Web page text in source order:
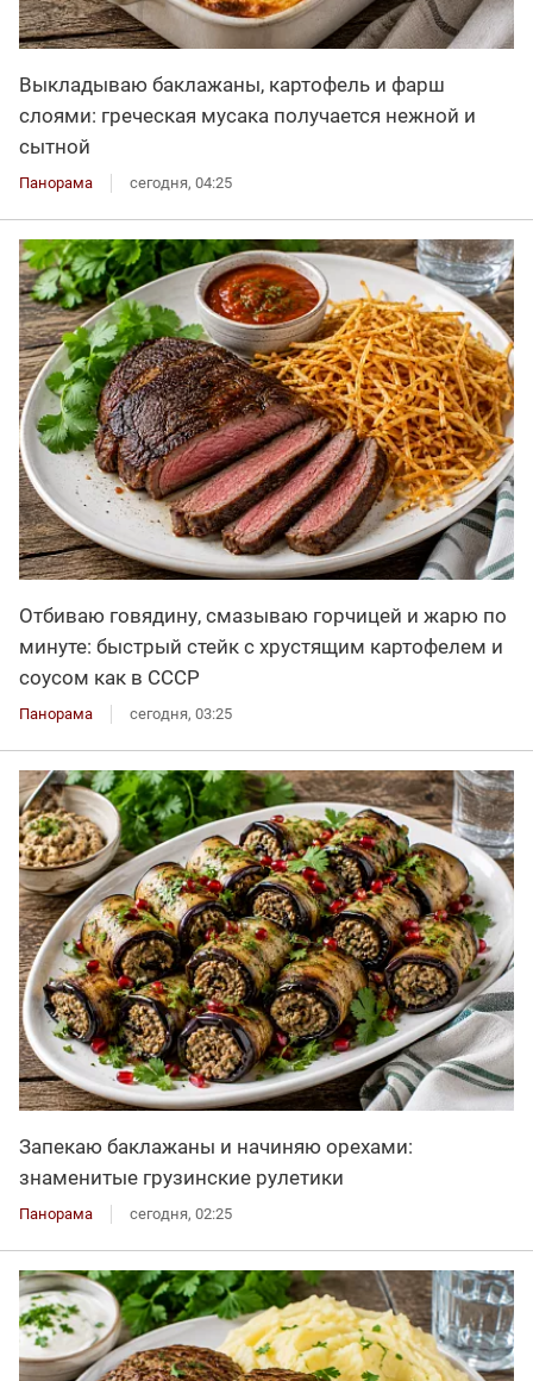
Выкладываю баклажаны, картофель и фарш
слоями: греческая мусака получается нежной и
сытной
Панорама сегодня, 04:25
Отбиваю говядину, смазываю горчицей и жарю по
минуте: быстрый стейк с хрустящим картофелем и
соусом как в СССР
Панорама сегодня, 03:25
Запекаю баклажаны и начиняю орехами:
знаменитые грузинские рулетики
Панорама сегодня, 02:25